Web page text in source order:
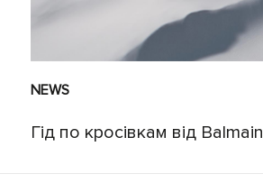
NEWS
Гід по кросівкам від Balmain